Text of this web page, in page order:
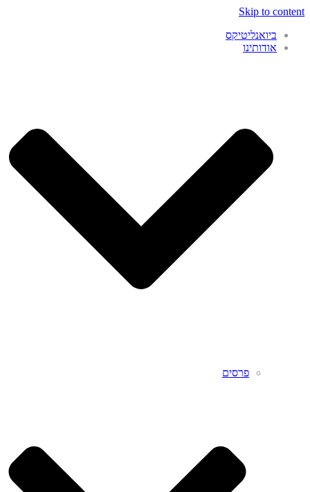
Skip to content
ביואנליטיקס
אודותינו
פרסים